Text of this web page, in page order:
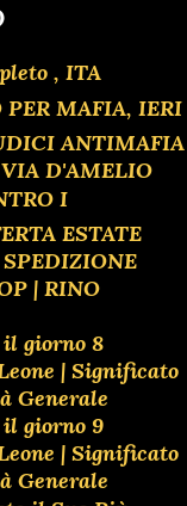
, ITA
PER MAFIA, IERI
ANTIMAFIA
D'AMELIO
I
ESTATE
| RINO
il giorno 8
| Significato
Generale
il giorno 9
| Significato
Generale